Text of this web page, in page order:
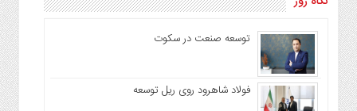
توسعه صنعت در سکوت
فولاد شاهرود روی ریل توسعه